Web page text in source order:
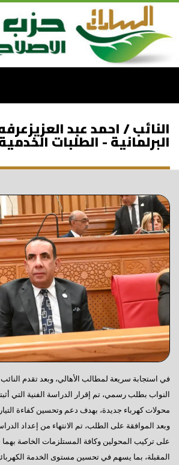
النائب / احمد عبد
البرلمانية - الطلبات
في استجابة سريعة لمطالب الأهالي، وبعد تقدم
النواب بطلب رسمي، تم إقرار الدراسة الفنية التي
محولات كهرباء جديدة، بهدف دعم وتحسين كفاءة التيار
وبعد الموافقة على الطلب، تم الانتهاء من إعداد
على تركيب المحولين وكافة المستلزمات الخاصة بهما
المقبلة، بما يسهم في تحسين مستوى الخدمة